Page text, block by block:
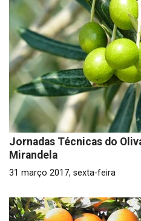
Jornadas Técnicas do
Mirandela
31 março 2017, sexta-feira